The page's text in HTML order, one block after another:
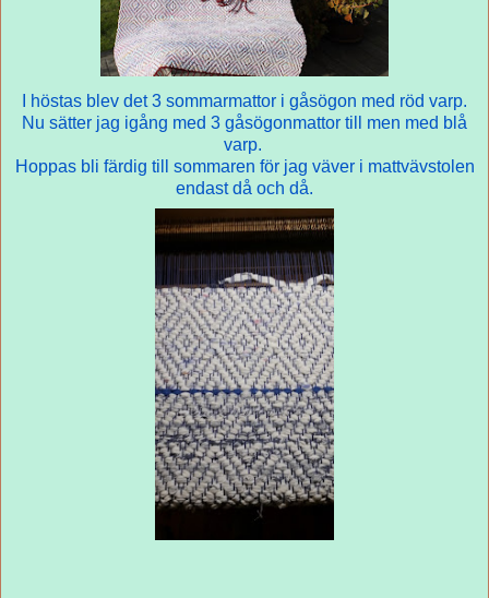
I höstas blev det 3 sommarmattor i gåsögon med röd varp.
Nu sätter jag igång med 3 gåsögonmattor till men med blå
varp.
Hoppas bli färdig till sommaren för jag väver i mattvävstolen
endast då och då.